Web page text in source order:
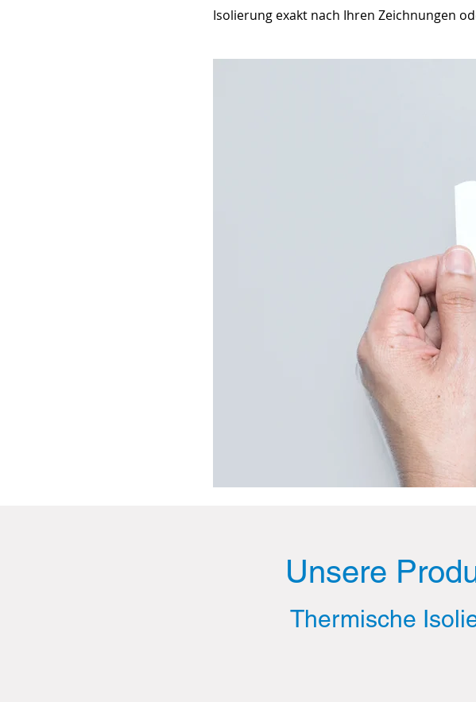
Isolierung exakt nach Ihren Zeichnungen
Unsere
Thermische Iso